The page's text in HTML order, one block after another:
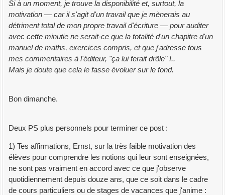
Si à un moment, je trouve la disponibilité et, surtout, la
motivation — car il s'agit d'un travail que je mènerais au
détriment total de mon propre travail d'écriture — pour auditer
avec cette minutie ne serait-ce que la totalité d'un chapitre d'un
manuel de maths, exercices compris, et que j'adresse tous
mes commentaires à l'éditeur, "ça lui ferait drôle" !..
Mais je doute que cela le fasse évoluer sur le fond.
Bon dimanche.
Deux PS plus personnels pour terminer ce post :
1) Tes affirmations, Ernst, sur la très faible motivation des
élèves pour comprendre les notions qui leur sont enseignées,
ne sont pas vraiment en accord avec ce que j'observe
quotidiennement depuis douze ans, que ce soit dans le cadre
de cours particuliers ou de stages de vacances que j'anime :